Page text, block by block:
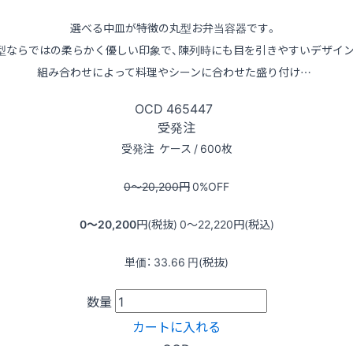
選べる中皿が特徴の丸型お弁当容器です。
ならではの柔らかく優しい印象で、陳列時にも目を引きやすいデザイ
組み合わせによって料理やシーンに合わせた盛り付け…
OCD 465447
受発注
受発注 ケース / 600枚
0〜20,200円0%OFF
0〜20,200円(税抜) 0〜22,220円(税込)
単価： 33.66 円(税抜)
数量
カートに入れる